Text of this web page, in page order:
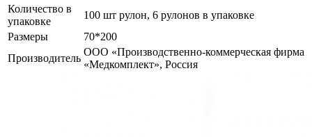
Количество в
упаковке
100 шт рулон, 6 рулонов в упаковке
Размеры
70*200
Производитель
ООО «Производственно-коммерческая фирма
«Медкомплект», Россия